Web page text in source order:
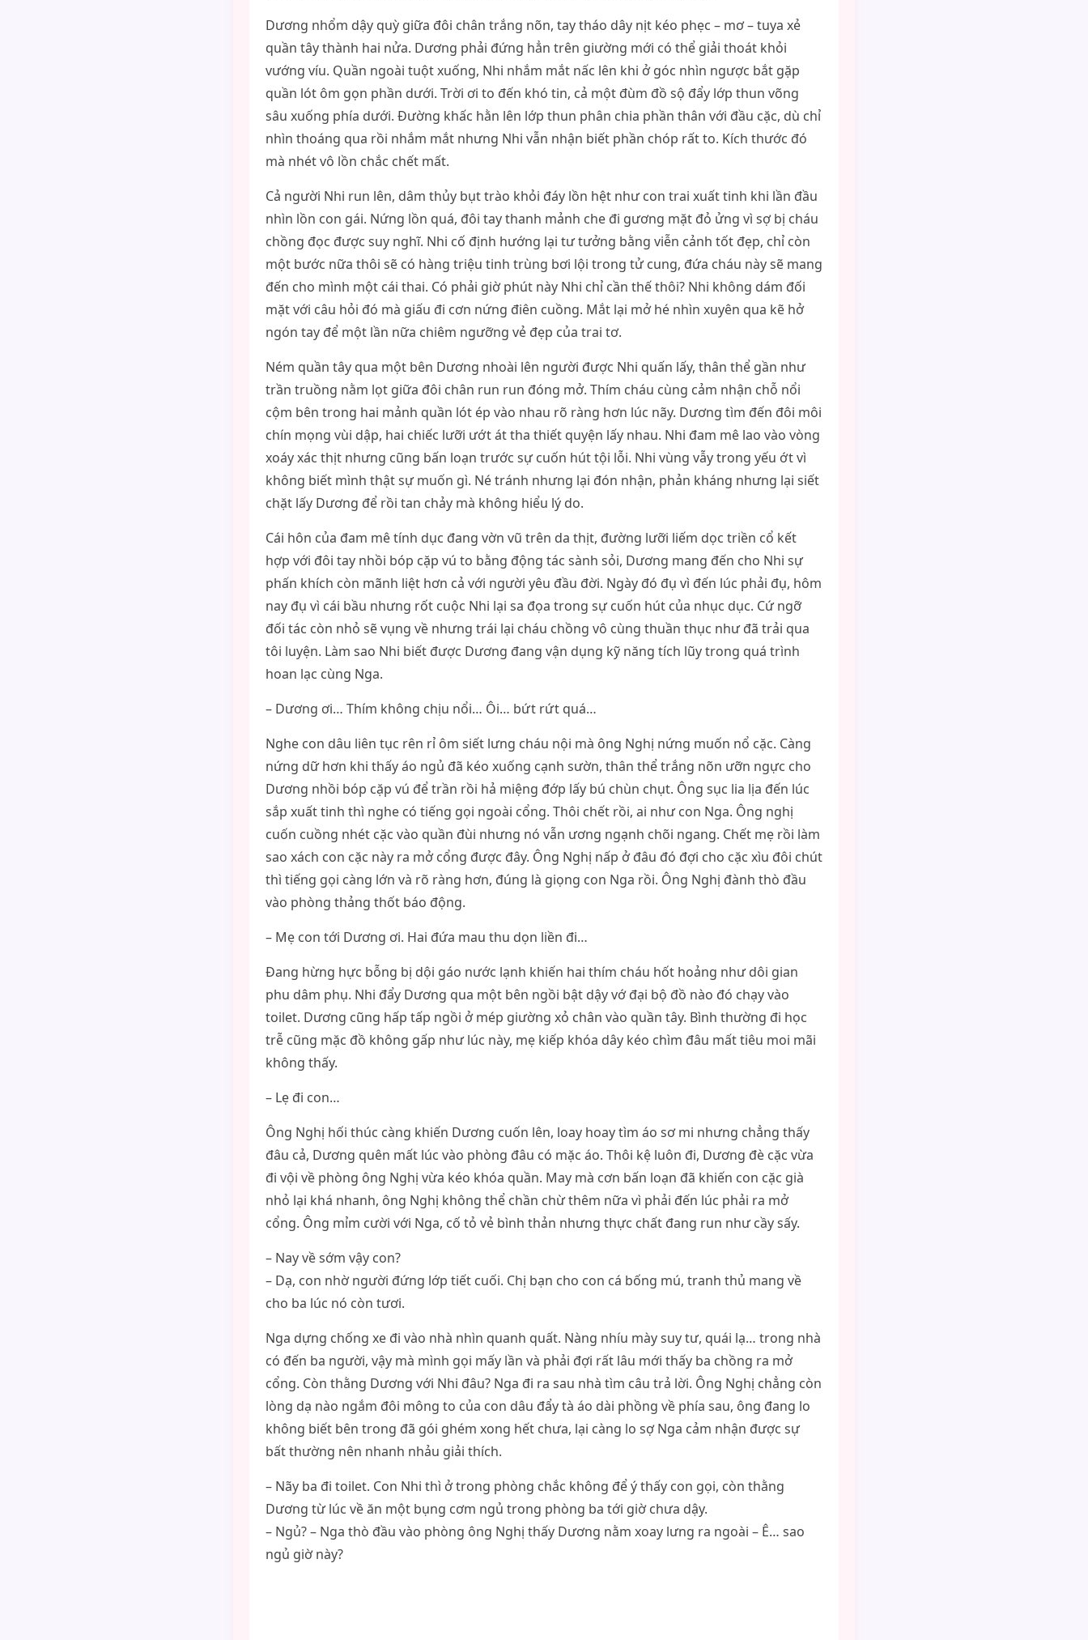
Dương nhổm dậy quỳ giữa đôi chân trắng nõn, tay tháo dây nịt kéo phẹc – mơ – tuya xẻ
quần tây thành hai nửa. Dương phải đứng hẳn trên giường mới có thể giải thoát khỏi
vướng víu. Quần ngoài tuột xuống, Nhi nhắm mắt nấc lên khi ở góc nhìn ngược bắt gặp
quần lót ôm gọn phần dưới. Trời ơi to đến khó tin, cả một đùm đồ sộ đẩy lớp thun võng
sâu xuống phía dưới. Đường khấc hằn lên lớp thun phân chia phần thân với đầu cặc, dù chỉ
nhìn thoáng qua rồi nhắm mắt nhưng Nhi vẫn nhận biết phần chóp rất to. Kích thước đó
mà nhét vô lồn chắc chết mất.
Cả người Nhi run lên, dâm thủy bụt trào khỏi đáy lồn hệt như con trai xuất tinh khi lần đầu
nhìn lồn con gái. Nứng lồn quá, đôi tay thanh mảnh che đi gương mặt đỏ ửng vì sợ bị cháu
chồng đọc được suy nghĩ. Nhi cố định hướng lại tư tưởng bằng viễn cảnh tốt đẹp, chỉ còn
một bước nữa thôi sẽ có hàng triệu tinh trùng bơi lội trong tử cung, đứa cháu này sẽ mang
đến cho mình một cái thai. Có phải giờ phút này Nhi chỉ cần thế thôi? Nhi không dám đối
mặt với câu hỏi đó mà giấu đi cơn nứng điên cuồng. Mắt lại mở hé nhìn xuyên qua kẽ hở
ngón tay để một lần nữa chiêm ngưỡng vẻ đẹp của trai tơ.
Ném quần tây qua một bên Dương nhoài lên người được Nhi quấn lấy, thân thể gần như
trần truồng nằm lọt giữa đôi chân run run đóng mở. Thím cháu cùng cảm nhận chỗ nổi
cộm bên trong hai mảnh quần lót ép vào nhau rõ ràng hơn lúc nãy. Dương tìm đến đôi môi
chín mọng vùi dập, hai chiếc lưỡi ướt át tha thiết quyện lấy nhau. Nhi đam mê lao vào vòng
xoáy xác thịt nhưng cũng bấn loạn trước sự cuốn hút tội lỗi. Nhi vùng vẫy trong yếu ớt vì
không biết mình thật sự muốn gì. Né tránh nhưng lại đón nhận, phản kháng nhưng lại siết
chặt lấy Dương để rồi tan chảy mà không hiểu lý do.
Cái hôn của đam mê tính dục đang vờn vũ trên da thịt, đường lưỡi liếm dọc triền cổ kết
hợp với đôi tay nhồi bóp cặp vú to bằng động tác sành sỏi, Dương mang đến cho Nhi sự
phấn khích còn mãnh liệt hơn cả với người yêu đầu đời. Ngày đó đụ vì đến lúc phải đụ, hôm
nay đụ vì cái bầu nhưng rốt cuộc Nhi lại sa đọa trong sự cuốn hút của nhục dục. Cứ ngỡ
đối tác còn nhỏ sẽ vụng về nhưng trái lại cháu chồng vô cùng thuần thục như đã trải qua
tôi luyện. Làm sao Nhi biết được Dương đang vận dụng kỹ năng tích lũy trong quá trình
hoan lạc cùng Nga.
– Dương ơi… Thím không chịu nổi… Ôi… bứt rứt quá…
Nghe con dâu liên tục rên rỉ ôm siết lưng cháu nội mà ông Nghị nứng muốn nổ cặc. Càng
nứng dữ hơn khi thấy áo ngủ đã kéo xuống cạnh sườn, thân thể trắng nõn ưỡn ngực cho
Dương nhồi bóp cặp vú để trần rồi hả miệng đớp lấy bú chùn chụt. Ông sục lia lịa đến lúc
sắp xuất tinh thì nghe có tiếng gọi ngoài cổng. Thôi chết rồi, ai như con Nga. Ông nghị
cuốn cuồng nhét cặc vào quần đùi nhưng nó vẫn ương ngạnh chõi ngang. Chết mẹ rồi làm
sao xách con cặc này ra mở cổng được đây. Ông Nghị nấp ở đâu đó đợi cho cặc xìu đôi chút
thì tiếng gọi càng lớn và rõ ràng hơn, đúng là giọng con Nga rồi. Ông Nghị đành thò đầu
vào phòng thảng thốt báo động.
– Mẹ con tới Dương ơi. Hai đứa mau thu dọn liền đi…
Đang hừng hực bỗng bị dội gáo nước lạnh khiến hai thím cháu hốt hoảng như dôi gian
phu dâm phụ. Nhi đẩy Dương qua một bên ngồi bật dậy vớ đại bộ đồ nào đó chạy vào
toilet. Dương cũng hấp tấp ngồi ở mép giường xỏ chân vào quần tây. Bình thường đi học
trễ cũng mặc đồ không gấp như lúc này, mẹ kiếp khóa dây kéo chìm đâu mất tiêu moi mãi
không thấy.
– Lẹ đi con…
Ông Nghị hối thúc càng khiến Dương cuốn lên, loay hoay tìm áo sơ mi nhưng chẳng thấy
đâu cả, Dương quên mất lúc vào phòng đâu có mặc áo. Thôi kệ luôn đi, Dương đè cặc vừa
đi vội về phòng ông Nghị vừa kéo khóa quần. May mà cơn bấn loạn đã khiến con cặc già
nhỏ lại khá nhanh, ông Nghị không thể chần chừ thêm nữa vì phải đến lúc phải ra mở
cổng. Ông mỉm cười với Nga, cố tỏ vẻ bình thản nhưng thực chất đang run như cầy sấy.
– Nay về sớm vậy con?
– Dạ, con nhờ người đứng lớp tiết cuối. Chị bạn cho con cá bống mú, tranh thủ mang về
cho ba lúc nó còn tươi.
Nga dựng chống xe đi vào nhà nhìn quanh quất. Nàng nhíu mày suy tư, quái lạ… trong nhà
có đến ba người, vậy mà mình gọi mấy lần và phải đợi rất lâu mới thấy ba chồng ra mở
cổng. Còn thằng Dương với Nhi đâu? Nga đi ra sau nhà tìm câu trả lời. Ông Nghị chẳng còn
lòng dạ nào ngắm đôi mông to của con dâu đẩy tà áo dài phồng về phía sau, ông đang lo
không biết bên trong đã gói ghém xong hết chưa, lại càng lo sợ Nga cảm nhận được sự
bất thường nên nhanh nhảu giải thích.
– Nãy ba đi toilet. Con Nhi thì ở trong phòng chắc không để ý thấy con gọi, còn thằng
Dương từ lúc về ăn một bụng cơm ngủ trong phòng ba tới giờ chưa dậy.
– Ngủ? – Nga thò đầu vào phòng ông Nghị thấy Dương nằm xoay lưng ra ngoài – Ê… sao
ngủ giờ này?